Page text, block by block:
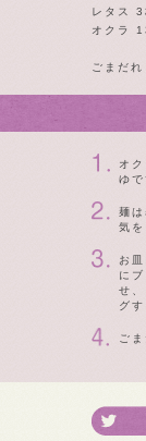
レタス 3
オクラ 1
ごまだ
オ
ゆ
麺
気を
お
に
せ
グす
ご